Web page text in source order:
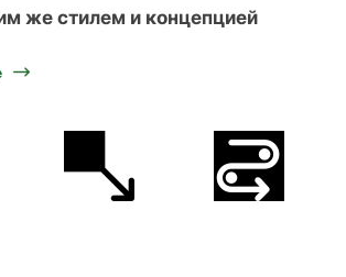
же стилем и концепцией